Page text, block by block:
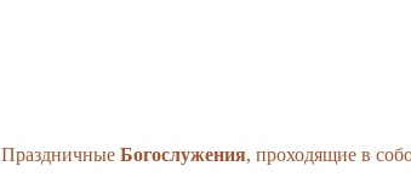
ПраздничныеБогослужения, проходящие в